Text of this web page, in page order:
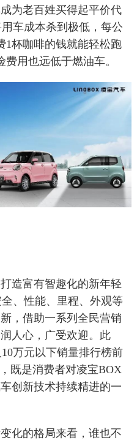
为老百姓买得起平价代
车成本杀到极低，每公
1杯咖啡的钱就能轻松跑
用也远低于燃油车。
造富有智趣化的新年轻
、性能、里程、外观等
，借助一系列全民营销
人心，广受欢迎。此
万元以下销量排行榜前
既是消费者对凌宝BOX
创新技术持续精进的一
化的格局来看，谁也不